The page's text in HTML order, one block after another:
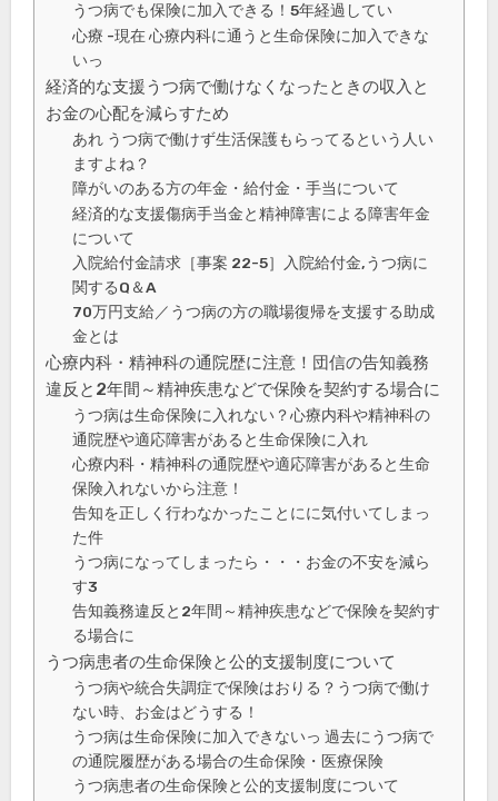
うつ病でも保険に加入できる！5年経過してい
心療 -現在 心療内科に通うと生命保険に加入できな
いっ
経済的な支援うつ病で働けなくなったときの収入と
お金の心配を減らすため
あれ うつ病で働けず生活保護もらってるという人い
ますよね？
障がいのある方の年金・給付金・手当について
経済的な支援傷病手当金と精神障害による障害年金
について
入院給付金請求［事案 22-5］入院給付金,うつ病に
関するQ＆A
70万円支給／うつ病の方の職場復帰を支援する助成
金とは
心療内科・精神科の通院歴に注意！団信の告知義務
違反と2年間～精神疾患などで保険を契約する場合に
うつ病は生命保険に入れない？心療内科や精神科の
通院歴や適応障害があると生命保険に入れ
心療内科・精神科の通院歴や適応障害があると生命
保険入れないから注意！
告知を正しく行わなかったことにに気付いてしまっ
た件
うつ病になってしまったら・・・お金の不安を減ら
す3
告知義務違反と2年間～精神疾患などで保険を契約す
る場合に
うつ病患者の生命保険と公的支援制度について
うつ病や統合失調症で保険はおりる？うつ病で働け
ない時、お金はどうする！
うつ病は生命保険に加入できないっ 過去にうつ病で
の通院履歴がある場合の生命保険・医療保険
うつ病患者の生命保険と公的支援制度について